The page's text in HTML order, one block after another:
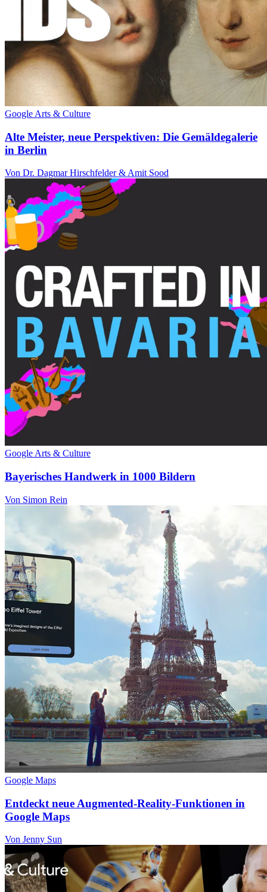
Google Arts & Culture
Alte Meister, neue Perspektiven: Die Gemäldegalerie
in Berlin
Von Dr. Dagmar Hirschfelder & Amit Sood
Google Arts & Culture
Bayerisches Handwerk in 1000 Bildern
Von Simon Rein
Google Maps
Entdeckt neue Augmented-Reality-Funktionen in
Google Maps
Von Jenny Sun